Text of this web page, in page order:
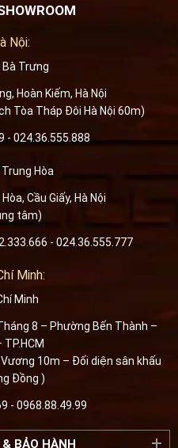
Nội:
Bà Trưng
Hoàn Kiếm, Hà Nội
Tòa Tháp Đôi Hà Nội 60m)
- 024.36.555.888
Trung Hòa
Cầu Giấy, Hà Nội
tâm)
- 024.36.555.777
Minh:
Minh
8 – Phường Bến Thành –
TP.HCM
10m – Đối diện sân khấu
Đồng )
- 0968.88.49.99
BẢO HÀNH